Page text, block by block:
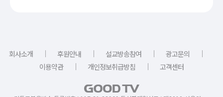
회사소개 ｜ 후원안내 ｜ 설교방송참여 ｜ 광고문의
｜
이용약관
｜ 개인정보취급방침 ｜ 고객센터